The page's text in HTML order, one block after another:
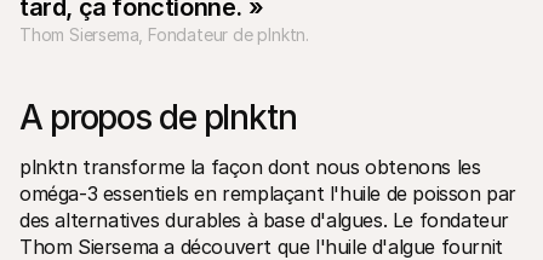
Contact
Pour les consommateurs
Découvrez pourquoi Mollie figure sur votre relevé bancaire
Pour obtenir un devis
Découvrez comment nous pouvons aider votre entreprise
tard, ça fonctionne. »
Thom Siersema, Fondateur de plnktn.
A propos de plnktn
plnktn transforme la façon dont nous obtenons les
oméga-3 essentiels en remplaçant l'huile de poisson par
des alternatives durables à base d'algues. Le fondateur
Thom Siersema a découvert que l'huile d'algue fournit